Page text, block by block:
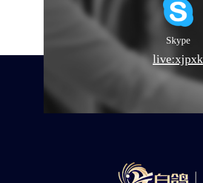
Skype
live:xjpxk